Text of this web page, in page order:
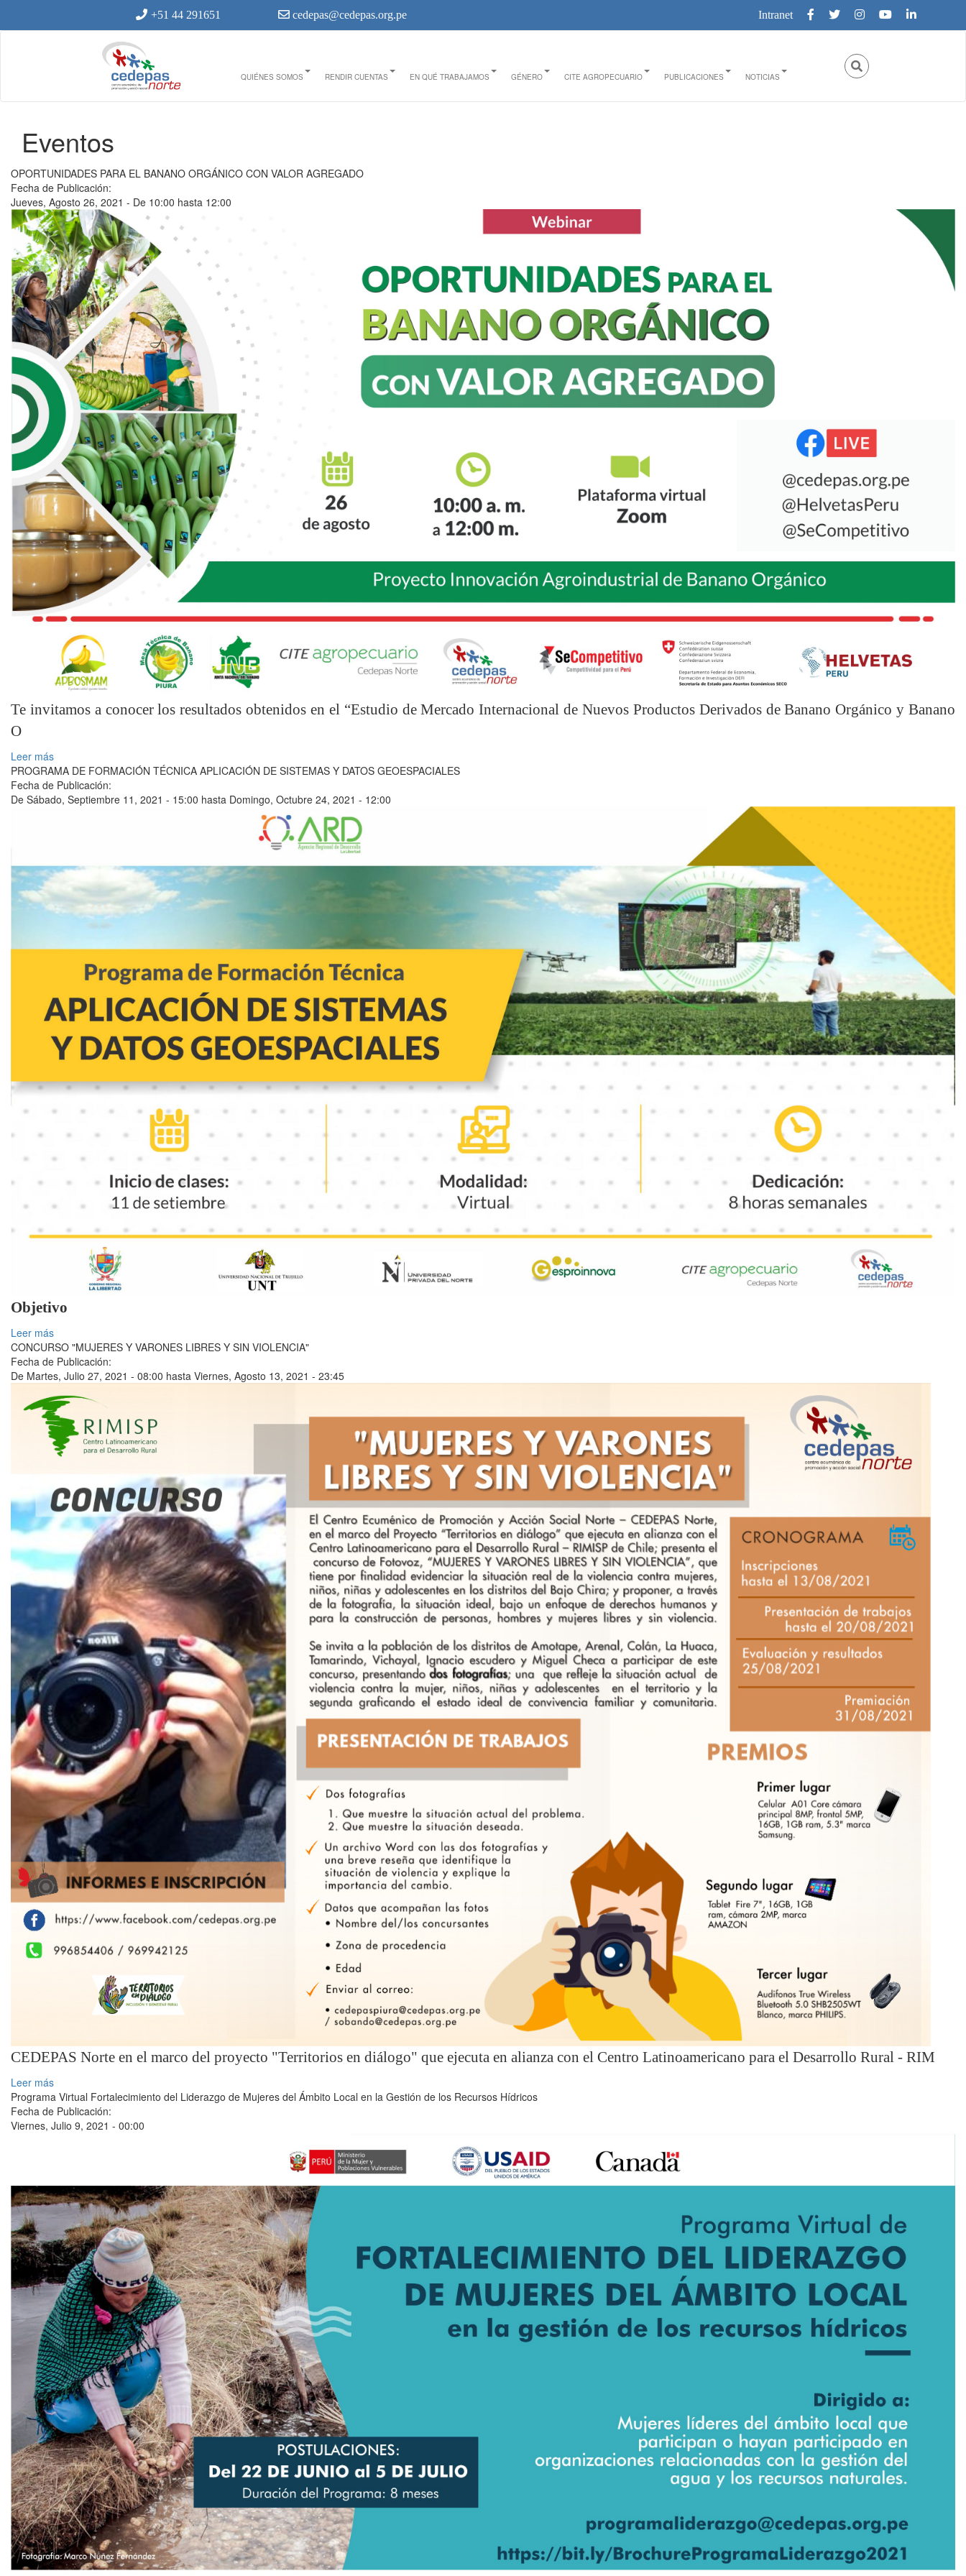
+51 44 291651 cedepas@cedepas.org.pe Intranet
QUIÉNES SOMOS RENDIR CUENTAS EN QUÉ TRABAJAMOS GÉNERO CITE AGROPECUARIO PUBLICACIONES NOTICIAS
Usted está aquí
Eventos
OPORTUNIDADES PARA EL BANANO ORGÁNICO CON VALOR AGREGADO
Fecha de Publicación:
Jueves, Agosto 26, 2021 - De 10:00 hasta 12:00
Te invitamos a conocer los resultados obtenidos en el “Estudio de Mercado Internacional de Nuevos Productos Derivados de Banano Orgánico y Banano
O
Leer más
PROGRAMA DE FORMACIÓN TÉCNICA APLICACIÓN DE SISTEMAS Y DATOS GEOESPACIALES
Fecha de Publicación:
De Sábado, Septiembre 11, 2021 - 15:00 hasta Domingo, Octubre 24, 2021 - 12:00
Objetivo
Leer más
CONCURSO "MUJERES Y VARONES LIBRES Y SIN VIOLENCIA"
Fecha de Publicación:
De Martes, Julio 27, 2021 - 08:00 hasta Viernes, Agosto 13, 2021 - 23:45
CEDEPAS Norte en el marco del proyecto "Territorios en diálogo" que ejecuta en alianza con el Centro Latinoamericano para el Desarrollo Rural - RIM
Leer más
Programa Virtual Fortalecimiento del Liderazgo de Mujeres del Ámbito Local en la Gestión de los Recursos Hídricos
Fecha de Publicación:
Viernes, Julio 9, 2021 - 00:00